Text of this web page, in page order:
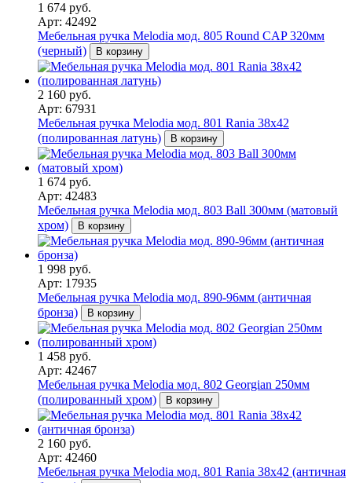
1 674 руб.
Арт: 42492
Мебельная ручка Melodia мод. 805 Round CAP 320мм
(черный)
В корзину
2 160 руб.
Арт: 67931
Мебельная ручка Melodia мод. 801 Rania 38х42
(полированная латунь)
В корзину
1 674 руб.
Арт: 42483
Мебельная ручка Melodia мод. 803 Ball 300мм (матовый
хром)
В корзину
1 998 руб.
Арт: 17935
Мебельная ручка Melodia мод. 890-96мм (античная
бронза)
В корзину
1 458 руб.
Арт: 42467
Мебельная ручка Melodia мод. 802 Georgian 250мм
(полированный хром)
В корзину
2 160 руб.
Арт: 42460
Мебельная ручка Melodia мод. 801 Rania 38х42 (античная